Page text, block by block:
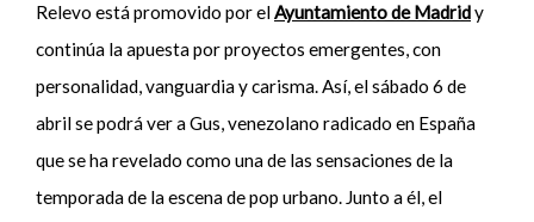
Relevo está promovido por elAyuntamiento de Madridy
continúa la apuesta por proyectos emergentes, con
personalidad, vanguardia y carisma. Así, el sábado 6 de
abril se podrá ver a Gus, venezolano radicado en España
que se ha revelado como una de las sensaciones de la
temporada de la escena de pop urbano. Junto a él, el